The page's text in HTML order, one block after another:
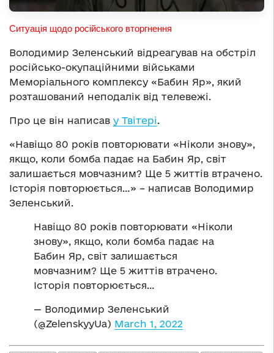
Ситуація щодо російського вторгнення
Володимир Зеленський відреагував на обстріл
російсько-окупаційними військами
Меморіального комплексу «Бабин Яр», який
розташований неподалік від телевежі.
Про це він написав у Твітері.
«Навіщо 80 років повторювати «Ніколи знову»,
якщо, коли бомба падає на Бабин Яр, світ
залишається мовчазним? Ще 5 життів втрачено.
Історія повторюється…» – написав Володимир
Зеленський.
Навіщо 80 років повторювати «Ніколи
знову», якщо, коли бомба падає на
Бабин Яр, світ залишається
мовчазним? Ще 5 життів втрачено.
Історія повторюється…
— Володимир Зеленський
(@ZelenskyyUa) March 1, 2022